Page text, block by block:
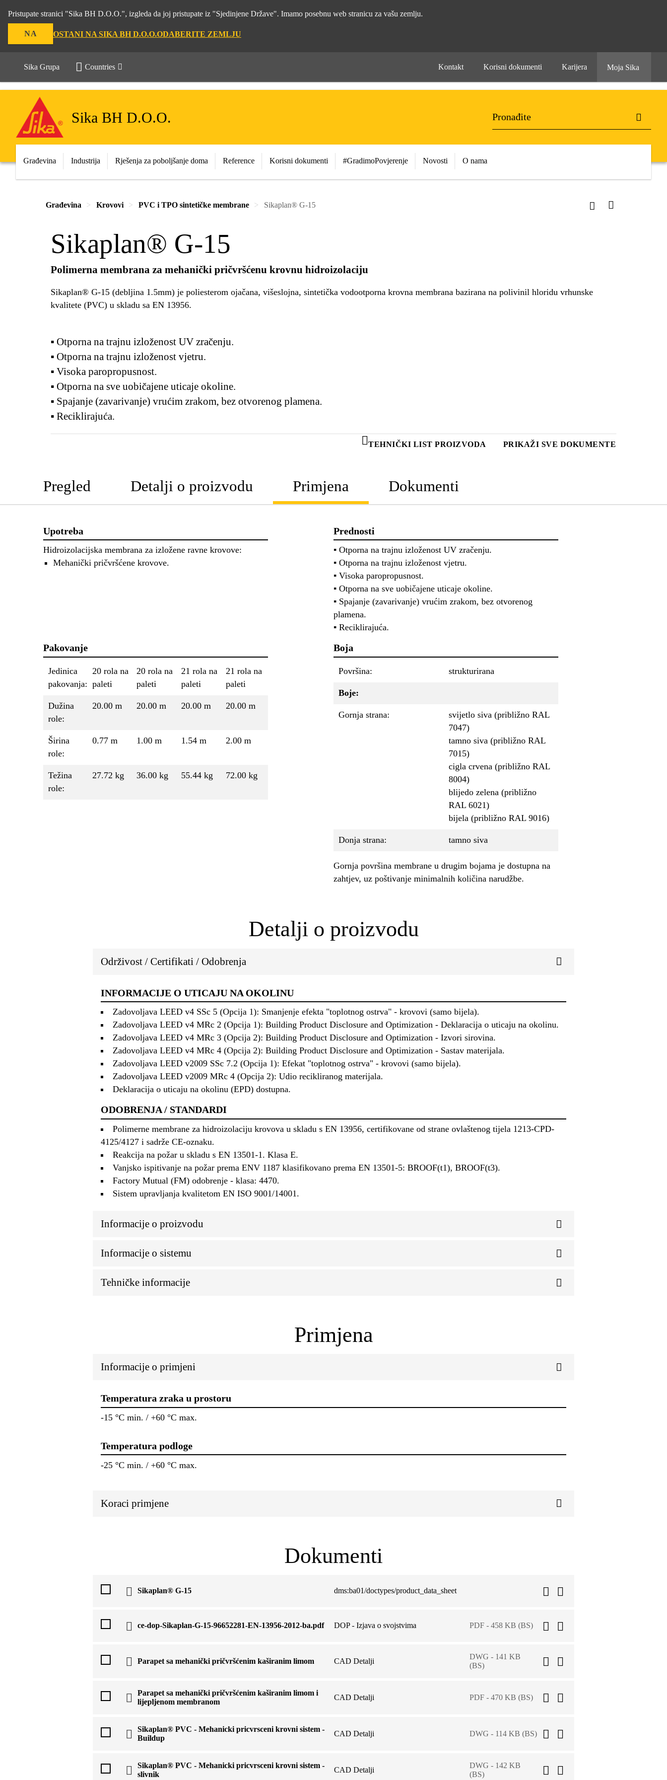
Pristupate stranici "Sika BH D.O.O.", izgleda da joj pristupate iz "Sjedinjene Države". Imamo posebnu web stranicu za vašu zemlju.
NA OSTANI NA SIKA BH D.O.O.ODABERITE ZEMLJU
Sika Grupa Countries Kontakt Korisni dokumenti Karijera Moja Sika
Sika BH D.O.O.
Građevina Industrija Rješenja za poboljšanje doma Reference Korisni dokumenti #GradimoPovjerenje Novosti O nama
Građevina Krovovi PVC i TPO sintetičke membrane Sikaplan® G-15
Sikaplan® G-15
Polimerna membrana za mehanički pričvršćenu krovnu hidroizolaciju
Sikaplan® G-15 (debljina 1.5mm) je poliesterom ojačana, višeslojna, sintetička vodootporna krovna membrana bazirana na polivinil hloridu vrhunske
kvalitete (PVC) u skladu sa EN 13956.
▪ Otporna na trajnu izloženost UV zračenju.
▪ Otporna na trajnu izloženost vjetru.
▪ Visoka paropropusnost.
▪ Otporna na sve uobičajene uticaje okoline.
▪ Spajanje (zavarivanje) vrućim zrakom, bez otvorenog plamena.
▪ Reciklirajuća.
TEHNIČKI LIST PROIZVODA PRIKAŽI SVE DOKUMENTE
Pregled Detalji o proizvodu Primjena Dokumenti
Upotreba
Hidroizolacijska membrana za izložene ravne krovove:
Mehanički pričvršćene krovove.
Prednosti
▪ Otporna na trajnu izloženost UV zračenju.
▪ Otporna na trajnu izloženost vjetru.
▪ Visoka paropropusnost.
▪ Otporna na sve uobičajene uticaje okoline.
▪ Spajanje (zavarivanje) vrućim zrakom, bez otvorenog
plamena.
▪ Reciklirajuća.
Pakovanje
Jedinica
pakovanja:
20 rola na
paleti
20 rola na
paleti
21 rola na
paleti
21 rola na
paleti
Dužina
role:
20.00 m 20.00 m 20.00 m 20.00 m
Širina
role:
0.77 m 1.00 m 1.54 m 2.00 m
Težina
role:
27.72 kg 36.00 kg 55.44 kg 72.00 kg
Boja
Površina: strukturirana
Boje:
Gornja strana:
svijetlo siva (približno RAL
7047)
tamno siva (približno RAL
7015)
cigla crvena (približno RAL
8004)
blijedo zelena (približno
RAL 6021)
bijela (približno RAL 9016)
Donja strana: tamno siva
Gornja površina membrane u drugim bojama je dostupna na
zahtjev, uz poštivanje minimalnih količina narudžbe.
Detalji o proizvodu
Održivost / Certifikati / Odobrenja
INFORMACIJE O UTICAJU NA OKOLINU
Zadovoljava LEED v4 SSc 5 (Opcija 1): Smanjenje efekta "toplotnog ostrva" - krovovi (samo bijela).
Zadovoljava LEED v4 MRc 2 (Opcija 1): Building Product Disclosure and Optimization - Deklaracija o uticaju na okolinu.
Zadovoljava LEED v4 MRc 3 (Opcija 2): Building Product Disclosure and Optimization - Izvori sirovina.
Zadovoljava LEED v4 MRc 4 (Opcija 2): Building Product Disclosure and Optimization - Sastav materijala.
Zadovoljava LEED v2009 SSc 7.2 (Opcija 1): Efekat "toplotnog ostrva" - krovovi (samo bijela).
Zadovoljava LEED v2009 MRc 4 (Opcija 2): Udio recikliranog materijala.
Deklaracija o uticaju na okolinu (EPD) dostupna.
ODOBRENJA / STANDARDI
Polimerne membrane za hidroizolaciju krovova u skladu s EN 13956, certifikovane od strane ovlaštenog tijela 1213-CPD-
4125/4127 i sadrže CE-oznaku.
Reakcija na požar u skladu s EN 13501-1. Klasa E.
Vanjsko ispitivanje na požar prema ENV 1187 klasifikovano prema EN 13501-5: BROOF(t1), BROOF(t3).
Factory Mutual (FM) odobrenje - klasa: 4470.
Sistem upravljanja kvalitetom EN ISO 9001/14001.
Informacije o proizvodu
Informacije o sistemu
Tehničke informacije
Primjena
Informacije o primjeni
Temperatura zraka u prostoru
-15 °C min. / +60 °C max.
Temperatura podloge
-25 °C min. / +60 °C max.
Koraci primjene
Dokumenti
Sikaplan® G-15 dms:ba01/doctypes/product_data_sheet
ce-dop-Sikaplan-G-15-96652281-EN-13956-2012-ba.pdf DOP - Izjava o svojstvima PDF - 458 KB (BS)
Parapet sa mehanički pričvršćenim kaširanim limom CAD Detalji
DWG - 141 KB
(BS)
Parapet sa mehanički pričvršćenim kaširanim limom i
lijepljenom membranom
CAD Detalji PDF - 470 KB (BS)
Sikaplan® PVC - Mehanicki pricvrsceni krovni sistem -
Buildup
CAD Detalji DWG - 114 KB (BS)
Sikaplan® PVC - Mehanicki pricvrsceni krovni sistem -
slivnik
CAD Detalji
DWG - 142 KB
(BS)